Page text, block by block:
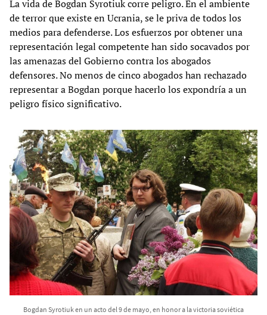
La vida de Bogdan Syrotiuk corre peligro. En el ambiente
de terror que existe en Ucrania, se le priva de todos los
medios para defenderse. Los esfuerzos por obtener una
representación legal competente han sido socavados por
las amenazas del Gobierno contra los abogados
defensores. No menos de cinco abogados han rechazado
representar a Bogdan porque hacerlo los expondría a un
peligro físico significativo.
Bogdan Syrotiuk en un acto del 9 de mayo, en honor a la victoria soviética